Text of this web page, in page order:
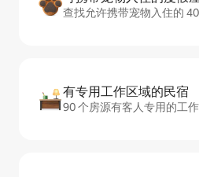
查找允许携带宠物入住的
有专用工作区域的民宿
90 个房源有客人专用的工